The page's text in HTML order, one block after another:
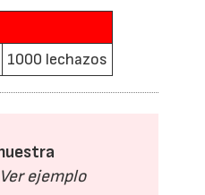
1000 lechazos
Ver ejemplo